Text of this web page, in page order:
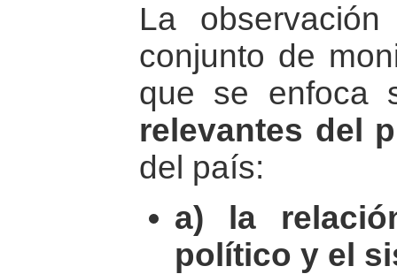
La
conjunto de
que se enfoca
relevantes del
del país:
a) la
político y el